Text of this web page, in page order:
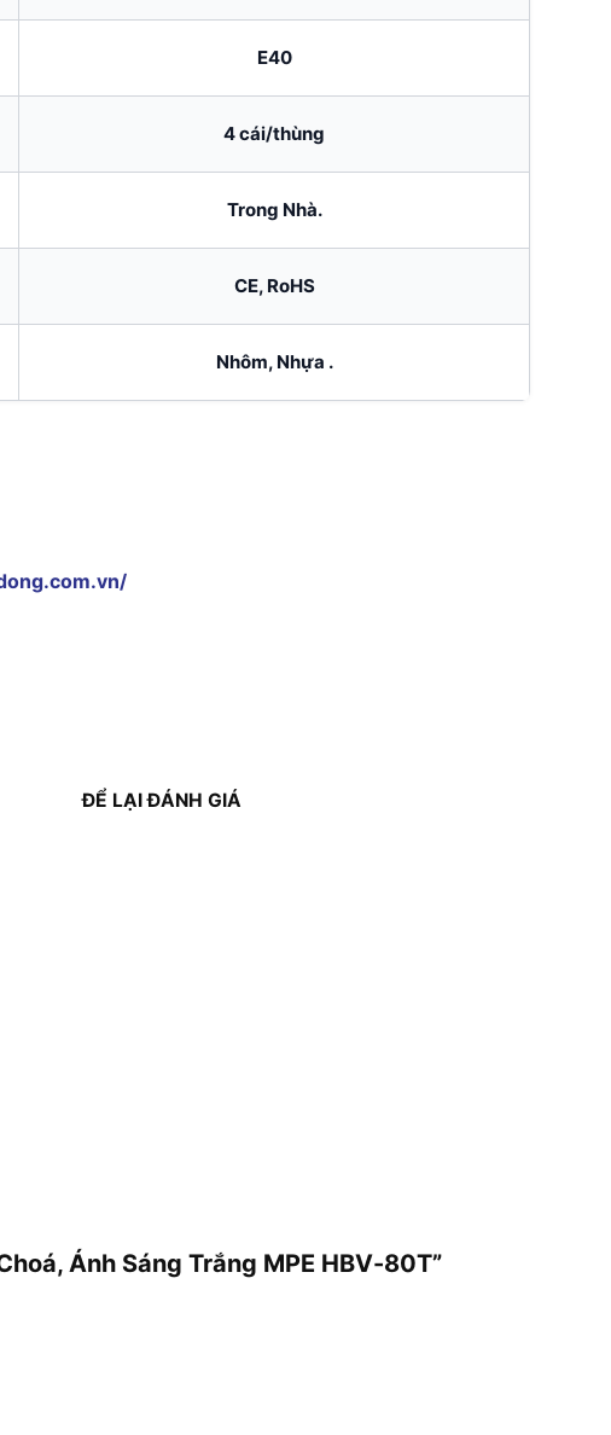
E40
4 cái/thùng
Trong Nhà.
CE, RoHS
Nhôm, Nhựa .
ĐỂ LẠI ĐÁNH GIÁ
Ánh Sáng Trắng MPE HBV-80T”